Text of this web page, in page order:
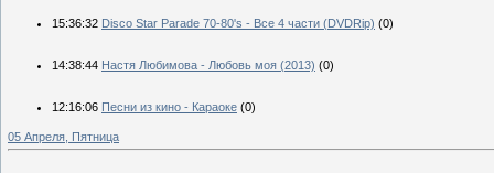
15:36:32 Disco Star Parade 70-80's - Все 4 части (DVDRip) (0)
14:38:44 Настя Любимова - Любовь моя (2013) (0)
12:16:06 Песни из кино - Караоке (0)
05 Апреля, Пятница